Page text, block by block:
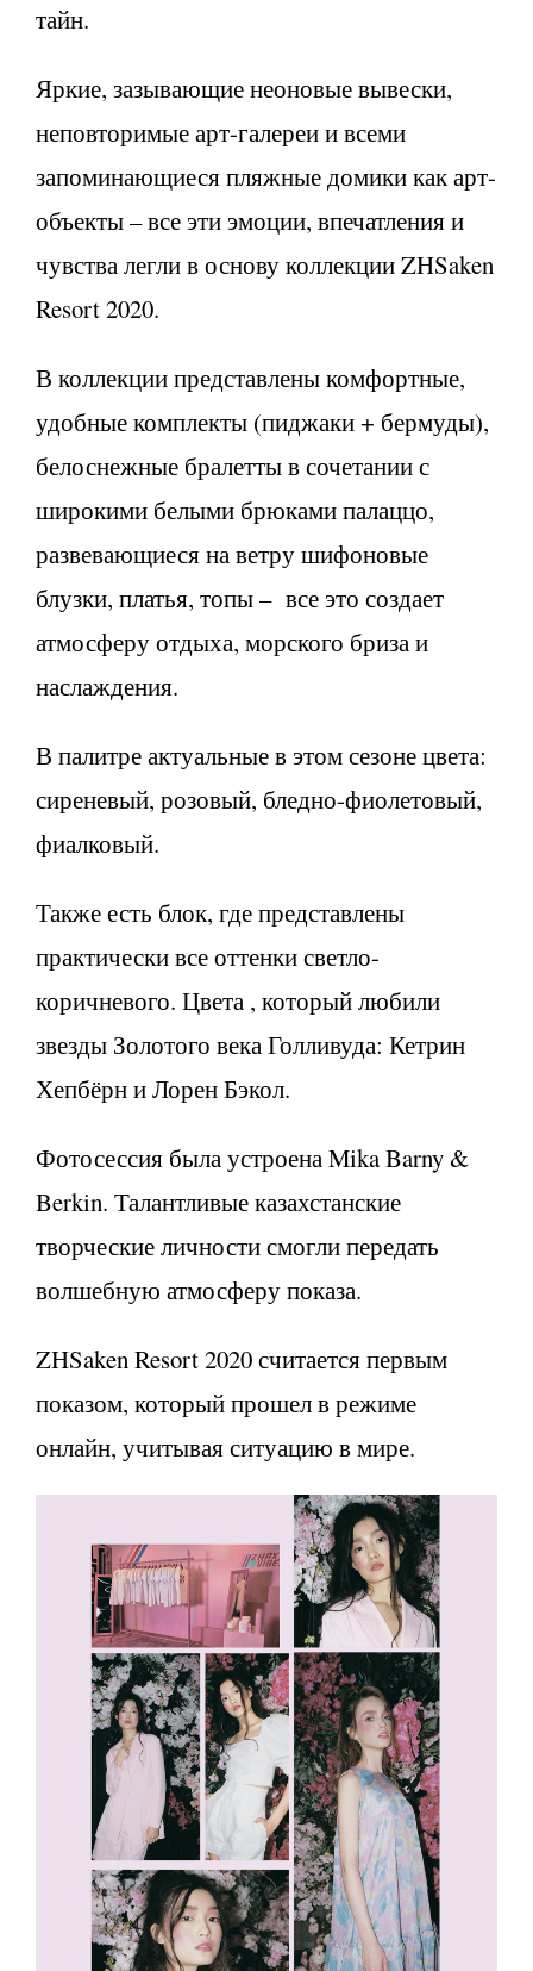
тайн.
Яркие, зазывающие неоновые вывески,
неповторимые арт-галереи и всеми
запоминающиеся пляжные домики как арт-
объекты – все эти эмоции, впечатления и
чувства легли в основу коллекции ZHSaken
Resort 2020.
В коллекции представлены комфортные,
удобные комплекты (пиджаки + бермуды),
белоснежные бралетты в сочетании с
широкими белыми брюками палаццо,
развевающиеся на ветру шифоновые
блузки, платья, топы – все это создает
атмосферу отдыха, морского бриза и
наслаждения.
В палитре актуальные в этом сезоне цвета:
сиреневый, розовый, бледно-фиолетовый,
фиалковый.
Также есть блок, где представлены
практически все оттенки светло-
коричневого. Цвета , который любили
звезды Золотого века Голливуда: Кетрин
Хепбёрн и Лорен Бэкол.
Фотосессия была устроена Mika Barny &
Berkin. Талантливые казахстанские
творческие личности смогли передать
волшебную атмосферу показа.
ZHSaken Resort 2020 считается первым
показом, который прошел в режиме
онлайн, учитывая ситуацию в мире.